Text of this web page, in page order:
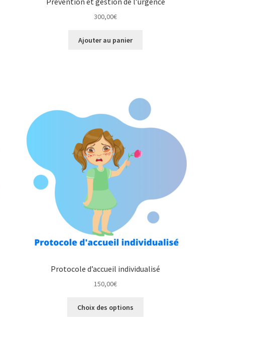
300,00€
Ajouter au panier
Protocole d’accueil individualisé
150,00€
Choix des options